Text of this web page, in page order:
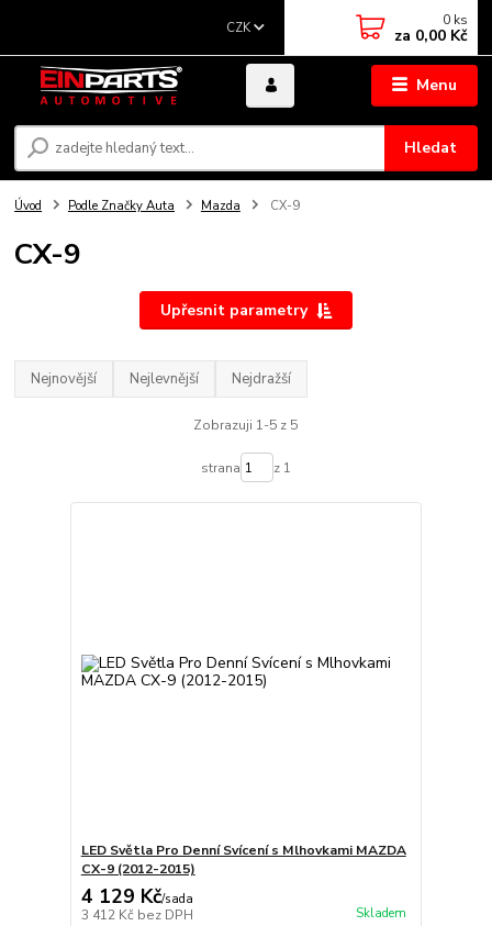
Menu
CZK
Hledat
0 ks
za 0,00 Kč
Úvod Podle Značky Auta Mazda CX-9
CX-9
Upřesnit parametry
Nejnovější Nejlevnější Nejdražší
Zobrazuji 1-5 z 5
strana z 1
LED Světla Pro Denní Svícení s Mlhovkami MAZDA
CX-9 (2012-2015)
4 129 Kč/sada
3 412 Kč bez DPH Skladem